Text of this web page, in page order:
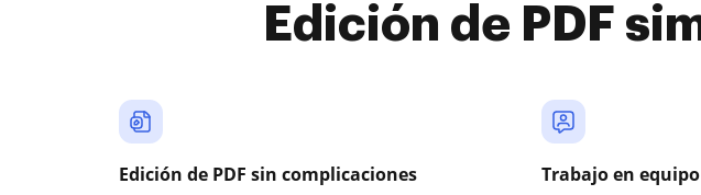
Edición de PDF
Edición de PDF sin complicaciones Trabajo en